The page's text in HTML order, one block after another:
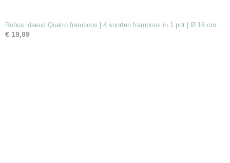
Rubus idaeus Quatro framboos | 4 soorten framboos in 1 pot | Ø 18 cm
€ 19,99